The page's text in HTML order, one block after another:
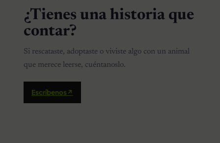
¿Tienes una historia que
contar?
Si rescataste, adoptaste o viviste algo con un animal
que merece leerse, cuéntanoslo.
Escríbenos ↗